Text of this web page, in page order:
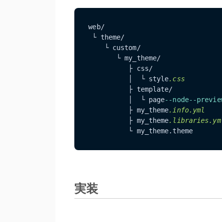
web/
└ theme/
    └ custom/
       └ my_theme/
          ├ css/
          │  └ style
.css
          ├ template/
          │  └ page
--node--
          ├ my_theme
.info.yml
          ├ my_theme
.libraries
          └ my_theme.theme
実装